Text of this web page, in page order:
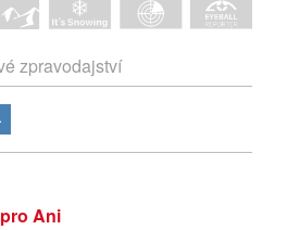
zpravodajství
Ani